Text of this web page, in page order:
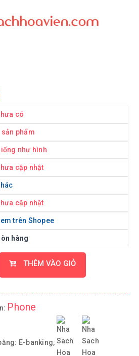
có
sản phẩm
như hình
cập nhật
cập nhật
trên Shopee
hàng
THÊM VÀO GIỎ
Phone
E-banking,